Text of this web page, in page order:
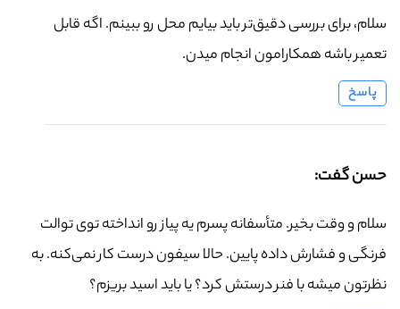
سلام، برای بررسی دقیق‌تر باید بیایم محل رو ببینم. اگه قابل
تعمیر باشه همکارامون انجام میدن.
پاسخ
حسن گفت:
سلام و وقت بخیر. متأسفانه پسرم یه پیاز رو انداخته توی توالت
فرنگی و فشارش داده پایین. حالا سیفون درست کار نمی‌کنه. به
نظرتون میشه با فنر درستش کرد؟ یا باید اسید بریزم؟